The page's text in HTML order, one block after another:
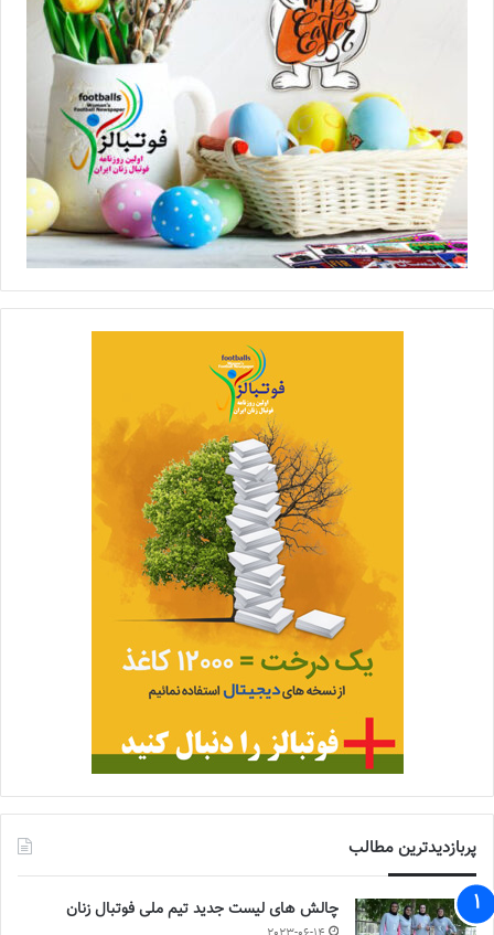
پربازدیدترین مطالب
چالش هاى ليست جدید تيم ملى فوتبال زنان